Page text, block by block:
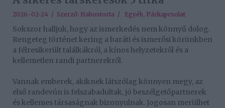
2026-02-24 / Szerző: Habostorta / Egyéb, Párkapcsolat
Sokszor halljuk, hogy az ismerkedés nem könnyű dolog.
Rengeteg történet kering a baráti és ismerősi körünkben
a félresikerült találkákról, a kínos helyzetekről és a
kellemetlen randi partnerekről.
Vannak emberek, akiknek látszólag könnyen megy, az
első randevún is felszabadultak, jó beszélgetőpartnerek
és kellemes társaságnak bizonyulnak. Jogosan merülhet